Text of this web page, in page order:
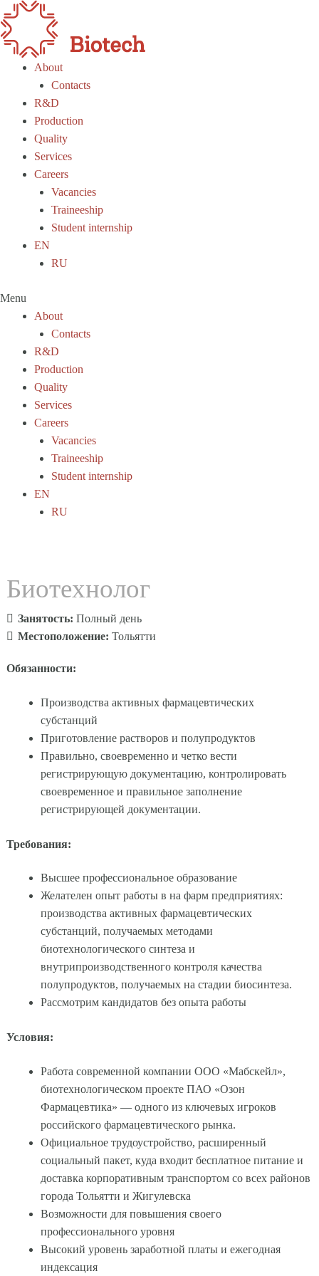
About
Contacts
R&D
Production
Quality
Services
Careers
Vacancies
Traineeship
Student internship
EN
RU
Menu
About
Contacts
R&D
Production
Quality
Services
Careers
Vacancies
Traineeship
Student internship
EN
RU
Биотехнолог
Занятость: Полный день
Местоположение: Тольятти
Обязанности:
Производства активных фармацевтических
субстанций
Приготовление растворов и полупродуктов
Правильно, своевременно и четко вести
регистрирующую документацию, контролировать
своевременное и правильное заполнение
регистрирующей документации.
Требования:
Высшее профессиональное образование
Желателен опыт работы в на фарм предприятиях:
производства активных фармацевтических
субстанций, получаемых методами
биотехнологического синтеза и
внутрипроизводственного контроля качества
полупродуктов, получаемых на стадии биосинтеза.
Рассмотрим кандидатов без опыта работы
Условия:
Работа современной компании ООО «Мабскейл»,
биотехнологическом проекте ПАО «Озон
Фармацевтика» — одного из ключевых игроков
российского фармацевтического рынка.
Официальное трудоустройство, расширенный
социальный пакет, куда входит бесплатное питание и
доставка корпоративным транспортом со всех районов
города Тольятти и Жигулевска
Возможности для повышения своего
профессионального уровня
Высокий уровень заработной платы и ежегодная
индексация